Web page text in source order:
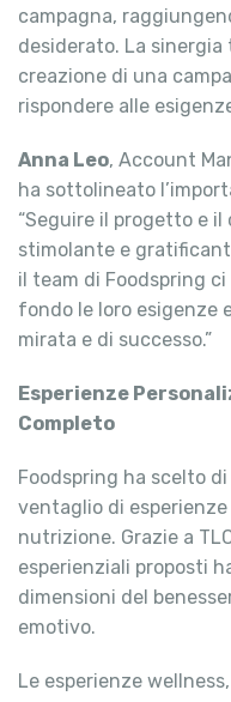
campagna,
desiderato. La
creazione di una
rispondere alle
Anna Leo, Account
ha sottolineato
“Seguire il progetto e
stimolante e
il team di Foodspring
fondo le loro esigenze
mirata e di successo.”
Esperienze
Completo
Foodspring ha scelto
ventaglio di
nutrizione. Grazie a
esperienziali proposti
dimensioni del
emotivo.
Le esperienze wellness